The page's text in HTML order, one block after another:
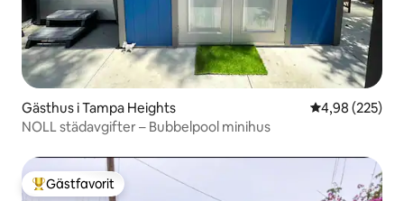
Gästhus i Tampa Heights 4,98 av 5 i
4,98 (225)
NOLL städavgifter – Bubbelpool minihus
Populär gästfavorit
Gästfavorit